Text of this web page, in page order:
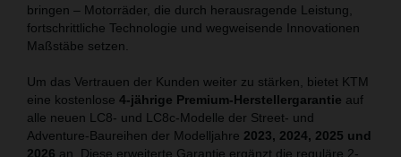
bringen – Motorräder, die durch herausragende Leistung,
fortschrittliche Technologie und wegweisende Innovationen
Maßstäbe setzen.
Um das Vertrauen der Kunden weiter zu stärken, bietet KTM
eine kostenlose 4-jährige Premium-Herstellergarantie auf
alle neuen LC8- und LC8c-Modelle der Street- und
Adventure-Baureihen der Modelljahre 2023, 2024, 2025 und
2026 an. Diese erweiterte Garantie ergänzt die reguläre 2-